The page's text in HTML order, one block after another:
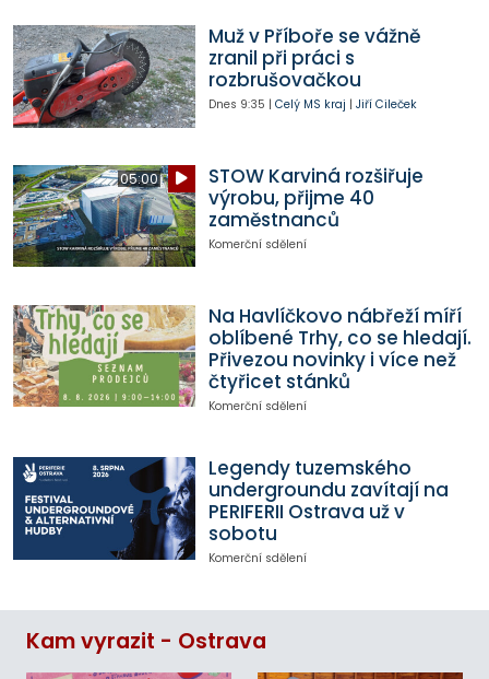
Muž v Příboře se vážně
zranil při práci s
rozbrušovačkou
Dnes 9:35 | Celý MS kraj | Jiří Cileček
05:00
STOW Karviná rozšiřuje
výrobu, přijme 40
zaměstnanců
Komerční sdělení
Na Havlíčkovo nábřeží míří
oblíbené Trhy, co se hledají.
Přivezou novinky i více než
čtyřicet stánků
Komerční sdělení
Legendy tuzemského
undergroundu zavítají na
PERIFERII Ostrava už v
sobotu
Komerční sdělení
Kam vyrazit - Ostrava